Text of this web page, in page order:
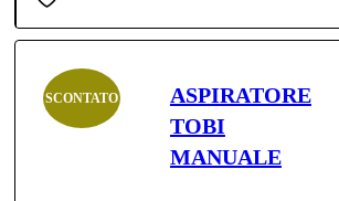
SCONTATO
ASPIRATORE
TOBI
MANUALE